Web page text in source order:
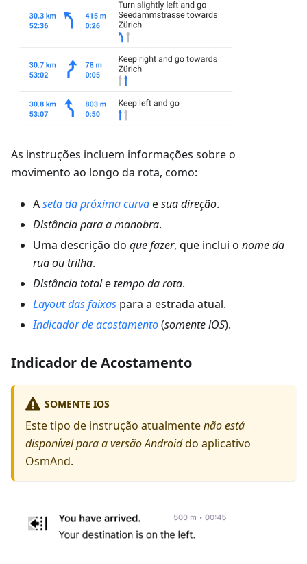
As instruções incluem informações sobre o
movimento ao longo da rota, como:
Aseta da próxima curvaesua direção.
Distância para a manobra.
Uma descrição do que fazer, que inclui o nome da
rua ou trilha.
Distância totaletempo da rota.
Layout das faixas para a estrada atual.
Indicador de acostamento(somente iOS).
Indicador de Acostamento
SOMENTE IOS
Este tipo de instrução atualmentenão está
disponível para a versão Androiddo aplicativo
OsmAnd.